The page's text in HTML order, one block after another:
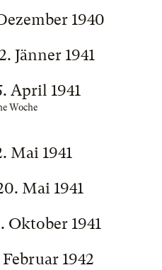
1940
Jänner 1941
April 1941
Woche
Mai 1941
Mai 1941
1941
1942